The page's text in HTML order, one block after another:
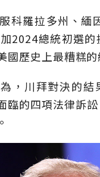
科羅拉多州、緬
2024總統初選的
國歷史上最糟糕的
，川拜對決的結
臨的四項法律訴